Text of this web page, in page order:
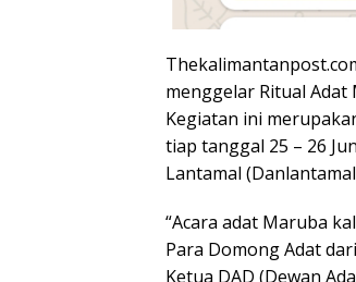
menggelar Ritual Adat
Kegiatan ini
tiap tanggal 25 – 26
Lantamal
“Acara adat Maruba
Para Domong Adat
Ketua DAD (Dewan